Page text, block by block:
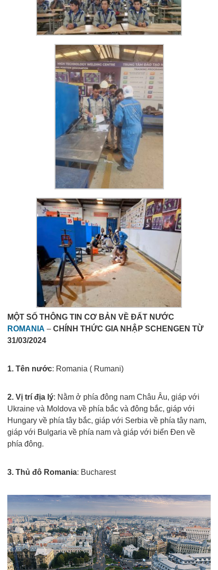
MỘT SỐ THÔNG TIN CƠ BẢN VỀ ĐẤT NƯỚC
ROMANIA – CHÍNH THỨC GIA NHẬP SCHENGEN TỪ
31/03/2024
1. Tên nước: Romania ( Rumani)
2. Vị trí địa lý: Nằm ở phía đông nam Châu Âu, giáp với
Ukraine và Moldova về phía bắc và đông bắc, giáp với
Hungary về phía tây bắc, giáp với Serbia về phía tây nam,
giáp với Bulgaria về phía nam và giáp với biển Đen về
phía đông.
3. Thủ đô Romania: Bucharest